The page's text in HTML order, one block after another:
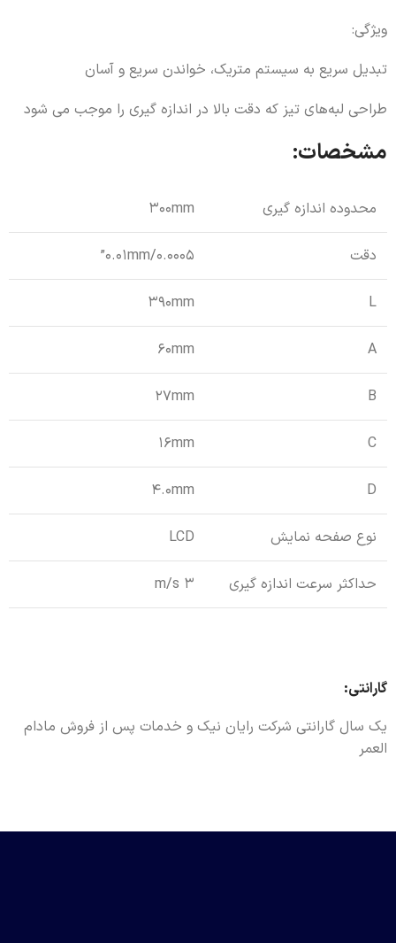
ویژگی:
تبدیل سریع به سیستم متریک، خواندن سریع و آسان
طراحی لبه‌های تیز که دقت بالا در اندازه گیری را موجب می شود
مشخصات:
محدوده اندازه گیری 300mm
دقت 0.01mm/0.0005”
L
390mm
A
60mm
B
27mm
C
16mm
D
4.0mm
نوع صفحه نمایش LCD
حداکثر سرعت اندازه گیری 3 m/s
گارانتی:
یک سال گارانتی شرکت رایان نیک و خدمات پس از فروش مادام
العمر